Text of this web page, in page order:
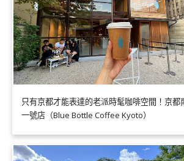
只有京都才能表達的老派時髦咖啡空間！京
一號店（Blue Bottle Coffee Kyoto）